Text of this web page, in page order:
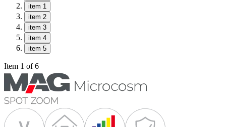
item 1
item 2
item 3
item 4
item 5
Item 1 of 6